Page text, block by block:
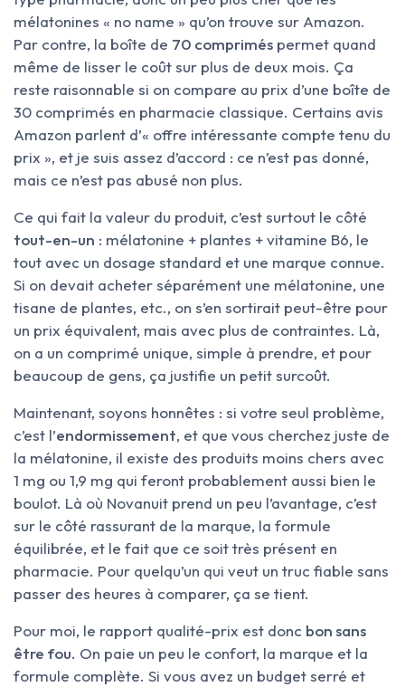
mélatonines « no name » qu’on trouve sur Amazon.
Par contre, la boîte de 70 comprimés permet quand
même de lisser le coût sur plus de deux mois. Ça
reste raisonnable si on compare au prix d’une boîte de
30 comprimés en pharmacie classique. Certains avis
Amazon parlent d’« offre intéressante compte tenu du
prix », et je suis assez d’accord : ce n’est pas donné,
mais ce n’est pas abusé non plus.
Ce qui fait la valeur du produit, c’est surtout le côté
tout-en-un : mélatonine + plantes + vitamine B6, le
tout avec un dosage standard et une marque connue.
Si on devait acheter séparément une mélatonine, une
tisane de plantes, etc., on s’en sortirait peut-être pour
un prix équivalent, mais avec plus de contraintes. Là,
on a un comprimé unique, simple à prendre, et pour
beaucoup de gens, ça justifie un petit surcoût.
Maintenant, soyons honnêtes : si votre seul problème,
c’est l’endormissement, et que vous cherchez juste de
la mélatonine, il existe des produits moins chers avec
1 mg ou 1,9 mg qui feront probablement aussi bien le
boulot. Là où Novanuit prend un peu l’avantage, c’est
sur le côté rassurant de la marque, la formule
équilibrée, et le fait que ce soit très présent en
pharmacie. Pour quelqu’un qui veut un truc fiable sans
passer des heures à comparer, ça se tient.
Pour moi, le rapport qualité-prix est donc bon sans
être fou. On paie un peu le confort, la marque et la
formule complète. Si vous avez un budget serré et